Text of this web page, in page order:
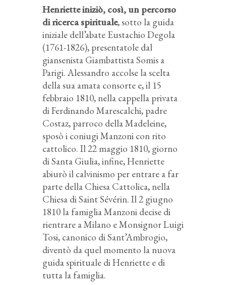
Henriette iniziò, così, un percorso
di ricerca spirituale, sotto la guida
iniziale dell’abate Eustachio Degola
(1761-1826), presentatole dal
giansenista Giambattista Somis a
Parigi. Alessandro accolse la scelta
della sua amata consorte e, il 15
febbraio 1810, nella cappella privata
di Ferdinando Marescalchi, padre
Costaz, parroco della Madeleine,
sposò i coniugi Manzoni con rito
cattolico. Il 22 maggio 1810, giorno
di Santa Giulia, infine, Henriette
abiurò il calvinismo per entrare a far
parte della Chiesa Cattolica, nella
Chiesa di Saint Sévérin. Il 2 giugno
1810 la famiglia Manzoni decise di
rientrare a Milano e Monsignor Luigi
Tosi, canonico di Sant’Ambrogio,
diventò da quel momento la nuova
guida spirituale di Henriette e di
tutta la famiglia.